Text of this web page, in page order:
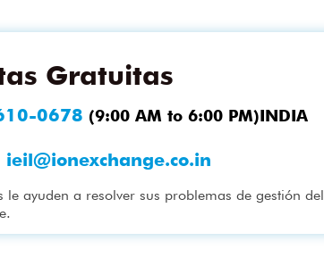
Gratuitas
0678 (9:00 AM to 6:00 PM)INDIA
ieil@ionexchange.co.in
le ayuden a resolver sus problemas de gestión del